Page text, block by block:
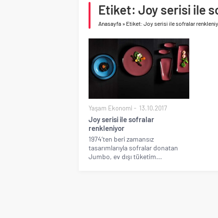
Çimsa, yılın ilk
Etiket: Joy serisi ile
Anasayfa » Etiket: Joy serisi ile sofralar
Yaşam Ekonomi 13.10.2017
Joy serisi ile sofralar
renkleniyor
1974’ten beri zamansız
tasarımlarıyla sofralar donatan
Jumbo, ev dışı tüketim...